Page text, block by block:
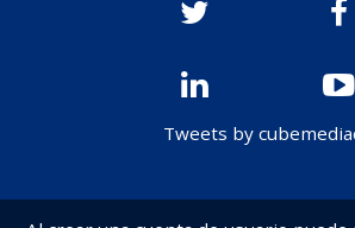
Tweets by